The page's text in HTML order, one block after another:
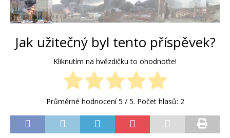
Jak užitečný byl tento příspěvek?
Kliknutím na hvězdičku to ohodnoťte!
Průměrné hodnocení5 / 5. Počet hlasů: 2